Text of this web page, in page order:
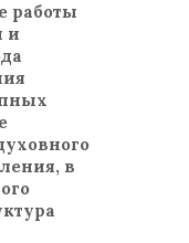
работы
и
в